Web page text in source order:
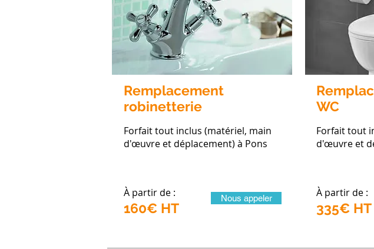
Remplacement
robinetterie
Forfait tout inclus (matériel, main
d'œuvre et déplacement) à Pons
WC
Forfait tout
d'œuvre et
À partir de :
160€ HT
Nous appeler À partir de :
335€ HT